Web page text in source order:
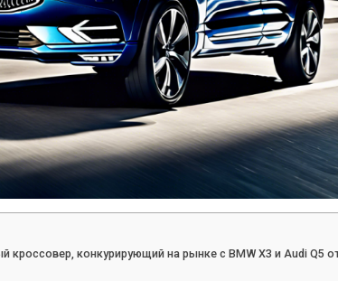
кроссовер, конкурирующий на рынке с BMW X3 и Audi Q5